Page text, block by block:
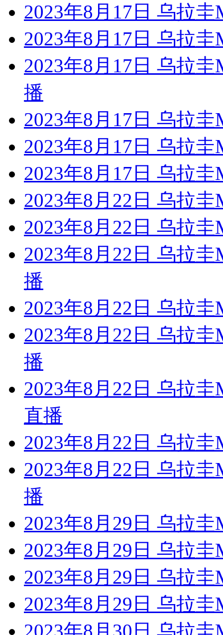
2023年8月17日 乌拉
2023年8月17日 乌拉
2023年8月17日 乌拉
播
2023年8月17日 乌拉
2023年8月17日 乌拉
2023年8月17日 乌拉
2023年8月22日 乌拉
2023年8月22日 乌拉
2023年8月22日 乌拉
播
2023年8月22日 乌拉
2023年8月22日 乌拉
播
2023年8月22日 乌拉
直播
2023年8月22日 乌拉
2023年8月22日 乌拉
播
2023年8月29日 乌拉
2023年8月29日 乌拉
2023年8月29日 乌拉
2023年8月29日 乌拉
2023年8月30日 乌拉